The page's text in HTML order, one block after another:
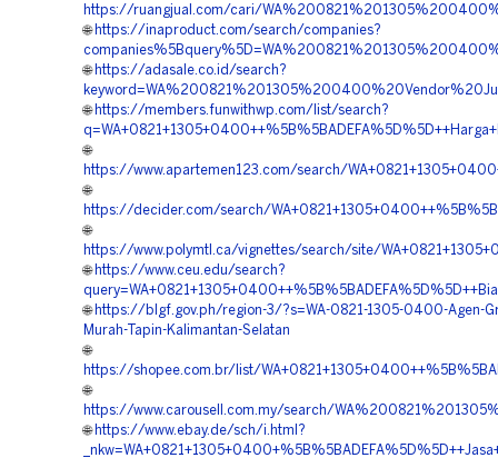
https://ruangjual.com/cari/
🌐 https://inaproduct.com/search/companies?
🌐 https://adasale.co.id/search?
🌐 https://members.funwithwp.com/list/search?
🌐
https://www.apartemen123.com/search/
🌐
https://decider.com/search/
🌐
https://www.polymtl.ca/vignettes/search/site/
🌐 https://www.ceu.edu/search?
🌐 https://blgf.gov.ph/region-3/?s=WA-0821-1305-0400-Agen-
Murah-Tapin-Kalimantan-Selatan
🌐
https://shopee.com.br/list/
🌐
https://www.carousell.com.my/search/
🌐 https://www.ebay.de/sch/i.html?